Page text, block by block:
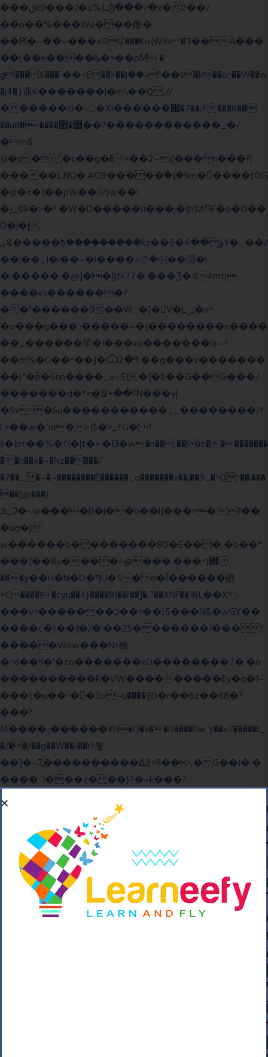
���ٯk0���/�o%{߸[|���>�x�0��/
��p��%���Wa���酴�
��Ԗ�~��~���xOIŻ���Ko{W9v^^�ד��A���
��(��e����ܞ�>��pΜ �
g���X���ߴ��=E��>��އ��ן"��s�k��o^��W��w
�j4�.}课K�������|�m\��Q,//
������|o�~_�X|������՗�7��/F���6��|
��u8�=����߼�޾��?������������_�/
�m&
{a�s�i�s��g�B×��2~i(���h���?|
�����L.NO�.#O9�����ۙ�{�9m��ً���ӷOG
�gi�=�{��pW��ݿ?}w��!
�)_0R�>�?.�W�D�����u���j�{o$A֏F�o�O��
O�j�|
߿�����&ۻ����ۛ�����kz��ۋ��4�6Y�_��/
��j��_I�i��~�l����z۞�r}{��濎�|
�.�����:�@]��ɮfk77�.���Ʒ�4 4mt|
����e\�������/
��"������9��W_�]�ͮV�Lݽ�n^
�o���g���';�����~�{��������x����
��_������竽�I���xo�������nr~?
��m%�U��^��]�Ѿߟ�2��g���v�������
��}"�ٗp�6nn����_v~5{�{�߿��G��G���/
�������d�*>�Ջ+��FN���y|
�9x^�Su�����������ۏ_��������JY
L>��w�ˋoi�={$�>_fG� ?
s�Ipt��%�f{�|t�>:�ϴ�w�n��,��ûo���������
��h��x�~�Nz�����/
�7��_�~�~��������E������_o�������v��;��9_�^Q^��:���
��]@���}
ݏ_ʡ�~w����B�j��b��l{���n�;Ϯ��
�uq�}
ֲw������b��������8O�E���,�b��*
���{��8v����+@���:���^)޾
���y��H�N�O�ףU�5� o�Ȉ������廻
+C����ŧ�cyu��4}����8{��r��]�,?��XNF��푺L��X
���v^�������כ��^��}5���N&�wGY��
����c�}��{�/�'��ZS�������{���?
�����Wow���N>糙
�^o��ߞ�'�zo�������xO��������7�.�o
����������R�v'W���������Ey�q�1~
���t�u��-�� o~u����{|ח֧�r��6z��68�?
���?
M����ݫ������Yb�O�v��D����ûw˯y��x7�����I_
�/��/��g��W��/��r?쵷
��]�~7߽����������Δ3;>R��H>,�G��ו�:�
���� `I���z���}?�~k���?
��o��C���ǡ���,����*�3��#eۧ_>\��z
�K{DQg�Ϯ��]u��3o�V~�/��@��??
����Y�]�s�n���s
����p��|
��^��������$��ٽ�P���~��4���Snn^
$ ����Ogy/|>ڿ|�I��'A�n��1�$�}
=c"'��K���X�:��?j�ԫ��-